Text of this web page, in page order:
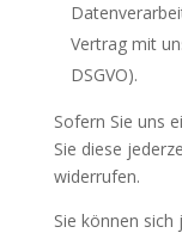
Vertrag mit
DSGVO).
Sofern Sie uns
Sie diese
widerrufen.
Sie können